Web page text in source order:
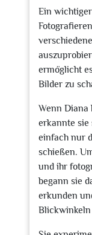
Ein
ermöglicht
Bilder zu
Wenn
erkannte sie
einfach nur
schießen.
und ihr
begann sie
erkunden